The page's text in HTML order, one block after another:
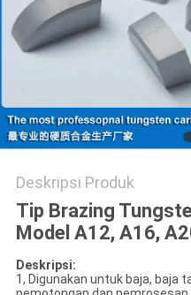
Deskripsi Produk
Tip Brazing
Model A12, A16,
Deskripsi:
1, Digunakan untuk baja, baja